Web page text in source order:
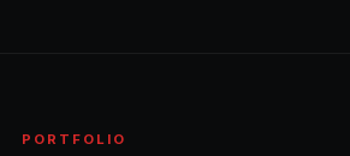
PORTFOLIO